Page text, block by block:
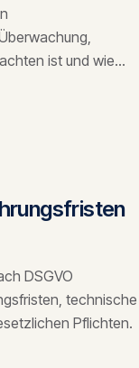
ist und wie
DSGVO
technische
Pflichten.